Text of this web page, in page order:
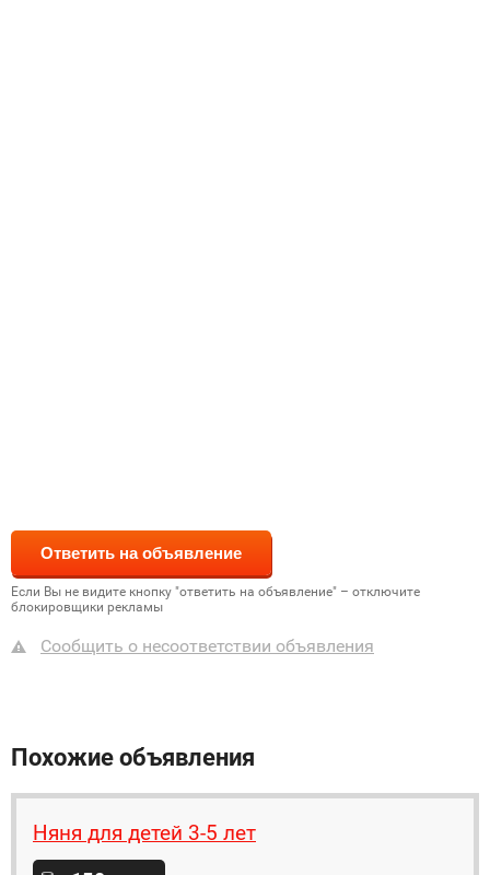
Если Вы не видите кнопку "ответить на объявление" – отключите
блокировщики рекламы
Сообщить о несоответствии объявления
Похожие объявления
Няня для детей 3-5 лет